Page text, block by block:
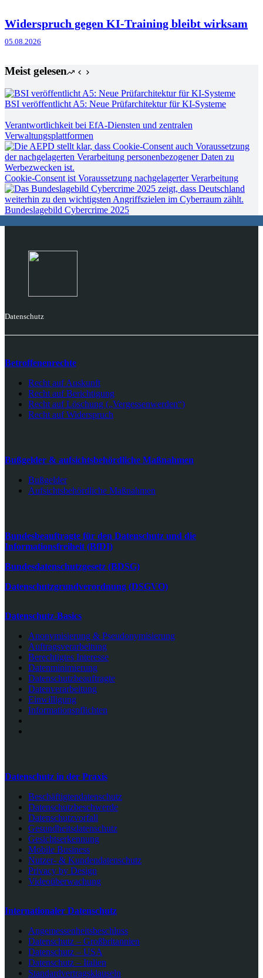
Widerspruch gegen KI-Training bleibt wirksam
05.08.2026
Meist gelesen
BSI veröffentlicht A5: Neue Prüfarchitektur für KI-Systeme
Verantwortlichkeit bei EfA-Diensten und zentralen
Verwaltungsplattformen
Cookie-Consent ist Voraussetzung nachgelagerter Verarbeitung
Bundeslagebild Cybercrime 2025
Datenschutz
Betroffenenrechte
Recht auf Auskunft
Recht auf Berichtigung
Recht auf Löschung („Vergessenwerden“)
Recht auf Widerspruch
Bußgelder & aufsichtsbehördliche Maßnahmen
Bußgelder
Aufsichtsbehördliche Maßnahmen
Bundesbeauftragte für den Datenschutz und die
Informationsfreiheit (BfDI)
Bundesdatenschutzgesetz (BDSG)
Datenschutzgrundverordnung (DSGVO)
Datenschutz-Basics
Anonymisierung & Pseudonymisierung
Auftragsverarbeitung
Berechtigtes Interesse
Datenminimierung
Datenschutzbeauftragte
Datenverarbeitung
Einwilligung
Informationspflichten
Datenschutz in der Praxis
Beschäftigtendatenschutz
Datenschutzbeschwerde
Datenschutzvorfall
Gesundheitsdatenschutz
Gesichtserkennung
Mobile Business
Nutzer- & Kundendatenschutz
Privacy by Design
Videoüberwachung
Internationaler Datenschutz
Angemessenheitsbeschluss
Datenschutz – Großbritannien
Datenschutz – USA
Datenschutz – Italien
Standardvertragsklauseln